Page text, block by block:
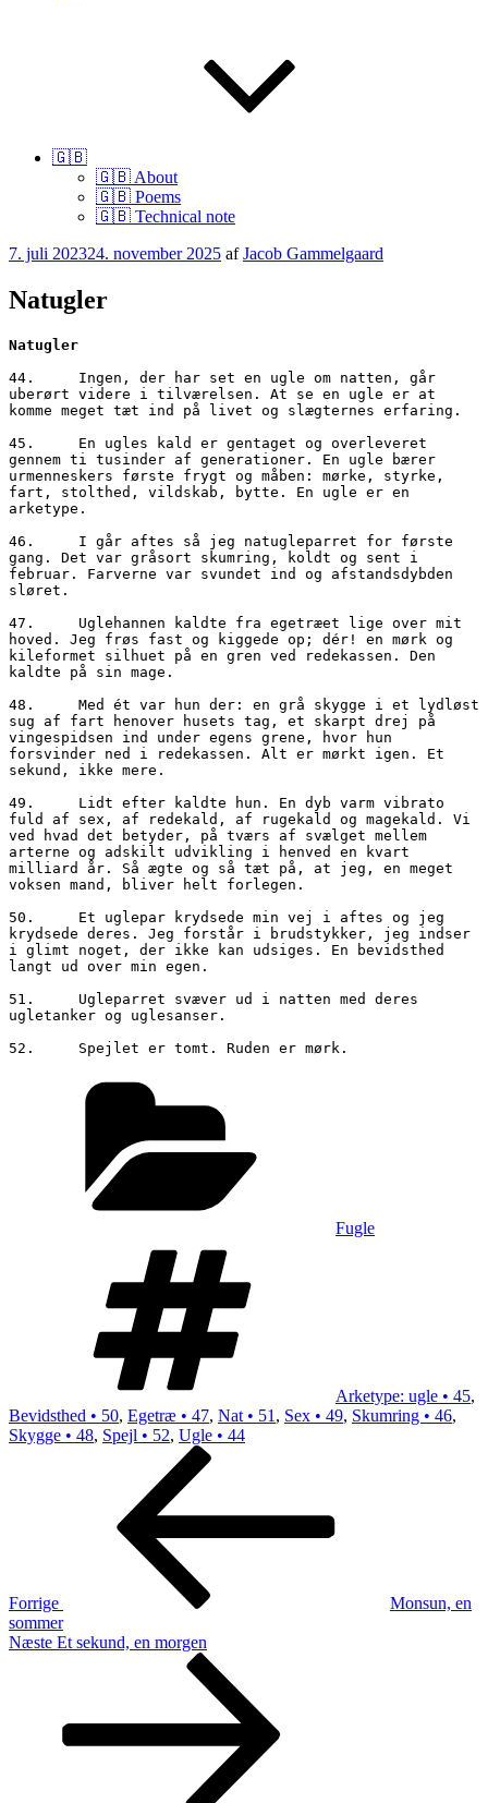
🇬🇧
🇬🇧 About
🇬🇧 Poems
🇬🇧 Technical note
Udgivet
7. juli 202324. november 2025 afJacob Gammelgaard
Natugler
44.	Ingen, der har set en ugle om natten, går
uberørt videre i tilværelsen. At se en ugle er at
komme meget tæt ind på livet og slægternes erfaring.
45.	En ugles kald er gentaget og overleveret
gennem ti tusinder af generationer. En ugle bærer
urmenneskers første frygt og måben: mørke, styrke,
fart, stolthed, vildskab, bytte. En ugle er en
arketype.
46.	I går aftes så jeg natugleparret for første
gang. Det var gråsort skumring, koldt og sent i
februar. Farverne var svundet ind og afstandsdybden
sløret.
47.	Uglehannen kaldte fra egetræet lige over mit
hoved. Jeg frøs fast og kiggede op; dér! en mørk og
kileformet silhuet på en gren ved redekassen. Den
kaldte på sin mage.
48.	Med ét var hun der: en grå skygge i et lydløst
sug af fart henover husets tag, et skarpt drej på
vingespidsen ind under egens grene, hvor hun
forsvinder ned i redekassen. Alt er mørkt igen. Et
sekund, ikke mere.
49.	Lidt efter kaldte hun. En dyb varm vibrato
fuld af sex, af redekald, af rugekald og magekald. Vi
ved hvad det betyder, på tværs af svælget mellem
arterne og adskilt udvikling i henved en kvart
milliard år. Så ægte og så tæt på, at jeg, en meget
voksen mand, bliver helt forlegen.
50.	Et uglepar krydsede min vej i aftes og jeg
krydsede deres. Jeg forstår i brudstykker, jeg indser
i glimt noget, der ikke kan udsiges. En bevidsthed
langt ud over min egen.
51.	Ugleparret svæver ud i natten med deres
ugletanker og uglesanser.
Fugle
Arketype: ugle • 45,
Bevidsthed • 50, Egetræ • 47, Nat • 51 , Sex • 49, Skumring • 46,
Skygge • 48, Spejl • 52, Ugle • 44
Indlægsnavigation
Forrige
Monsun, en
sommer
Næste
Næste Et sekund, en morgen